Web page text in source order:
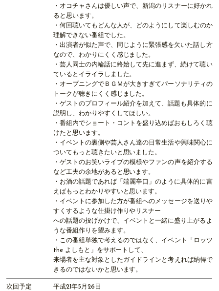
・オコチャさんは優しい声で、新潟のリスナーに好かれ
ると思います。
・何回聴いてもどんな人が、どのようにして楽しむのか
理解できない番組でした。
・出演者が似た声で、同じように緊張感を欠いた話し方
なので、わかりにくく感じました。
・芸人同士の内輪話に終始して先に進まず、続けて聴い
ているとイライラしました。
・オープニングでＢＧＭが大きすぎてパーソナリティの
トークが聴きにくく感じました。
・ゲストのプロフィール紹介を加えて、話題も具体的に
説明し、わかりやすくしてほしい。
・番組内でショート・コントを盛り込めばおもしろく聴
けたと思います。
・イベントの裏側や芸人さん達の日常生活や興味関心に
ついてもっと聴きたいと思いました。
・ゲストのお笑いライブの模様やファンの声を紹介する
など工夫の余地があると思います。
・お酒の話題であれば「端麗辛口」のように具体的に言
えばもっとわかりやすいと思います。
・イベントに参加した方が番組へのメッセージを送りや
すくするような仕掛け作りやリスナー
への話題の投げかけで、イベントと一緒に盛り上がるよ
うな番組作りを望みます。
・この番組単独で考えるのではなく、イベント「ロッツ
the よしもと」をサポートして、
来場者を主な対象としたガイドラインと考えれば納得で
きるのではないかと思います。
次回予定 平成21年5月26日